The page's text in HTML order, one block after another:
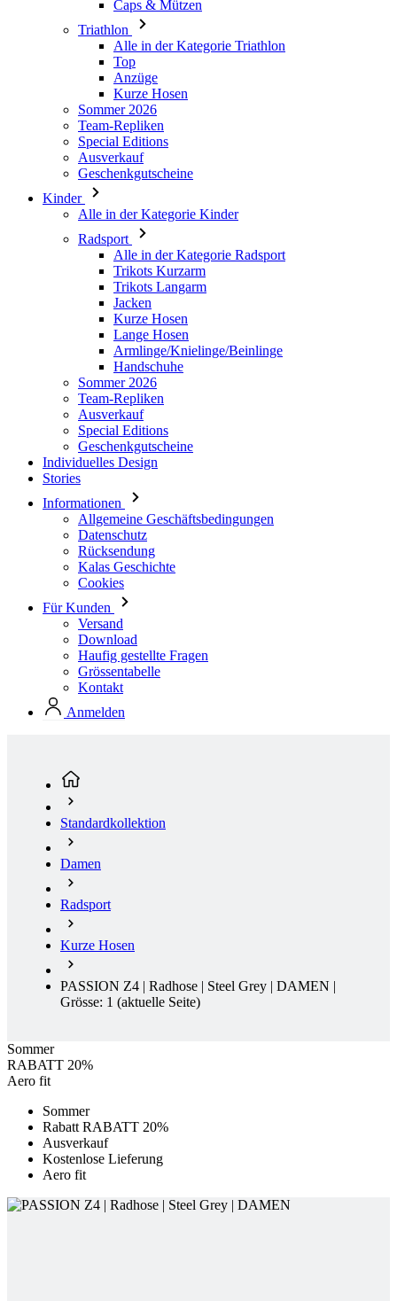
Caps & Mützen
Triathlon
Alle in der Kategorie Triathlon
Top
Anzüge
Kurze Hosen
Sommer 2026
Team-Repliken
Special Editions
Ausverkauf
Geschenkgutscheine
Kinder
Alle in der Kategorie Kinder
Radsport
Alle in der Kategorie Radsport
Trikots Kurzarm
Trikots Langarm
Jacken
Kurze Hosen
Lange Hosen
Armlinge/Knielinge/Beinlinge
Handschuhe
Sommer 2026
Team-Repliken
Ausverkauf
Special Editions
Geschenkgutscheine
Individuelles Design
Stories
Informationen
Allgemeine Geschäftsbedingungen
Datenschutz
Rücksendung
Kalas Geschichte
Cookies
Für Kunden
Versand
Download
Haufig gestellte Fragen
Grössentabelle
Kontakt
Anmelden
Standardkollektion
Damen
Radsport
Kurze Hosen
PASSION Z4 | Radhose | Steel Grey | DAMEN |
Grösse: 1 (aktuelle Seite)
Sommer
RABATT 20%
Aero fit
Sommer
Rabatt RABATT 20%
Ausverkauf
Kostenlose Lieferung
Aero fit